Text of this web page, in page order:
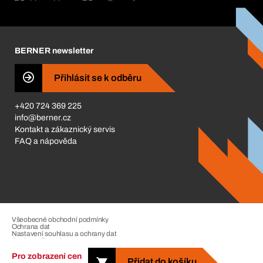
Pro zobrazení cen
BERNER Obchod
ISO Certifikáty
Business Conduct
BERNER newsletter
Přihlásit se k odběru
+420 724 369 225
info@berner.cz
Kontakt a zákaznický servis
FAQ a nápověda
Všeobecné obchodní podmínky
Ochrana dat
Nastavení souhlasu a ochrany dat
Správa stížností